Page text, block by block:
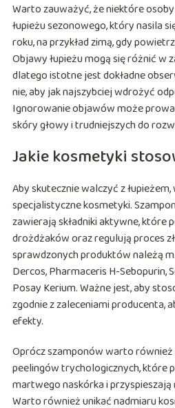
Warto zauważyć, że niektóre
łupieżu sezonowego, który nasila
roku, na przykład zimą, gdy
Objawy łupieżu mogą się różnić w
dlatego istotne jest dokładne
nie, aby jak najszybciej wdrożyć
Ignorowanie objawów może
skóry głowy i trudniejszych do
Jakie kosmetyki
Aby skutecznie walczyć z
specjalistyczne kosmetyki.
zawierają składniki aktywne, które
drożdżaków oraz regulują proces
sprawdzonych produktów należą
Dercos, Pharmaceris H-Sebopurin,
Posay Kerium. Ważne jest, aby
zgodnie z zaleceniami producenta,
efekty.
Oprócz szamponów warto
peelingów trychologicznych, które
martwego naskórka i
Warto również unikać nadmiaru